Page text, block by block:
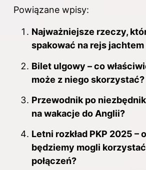
Powiązane wpisy:
Najważniejsze rzeczy,
spakować na rejs jachtem
Bilet ulgowy – co
może z niego skorzystać?
Przewodnik po
na wakacje do Anglii?
Letni rozkład PKP 2025 –
będziemy mogli
połączeń?